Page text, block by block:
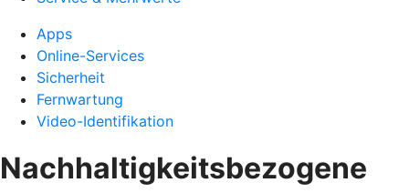
Apps
Online-Services
Sicherheit
Fernwartung
Video-Identifikation
Nachhaltigkeitsbezogene